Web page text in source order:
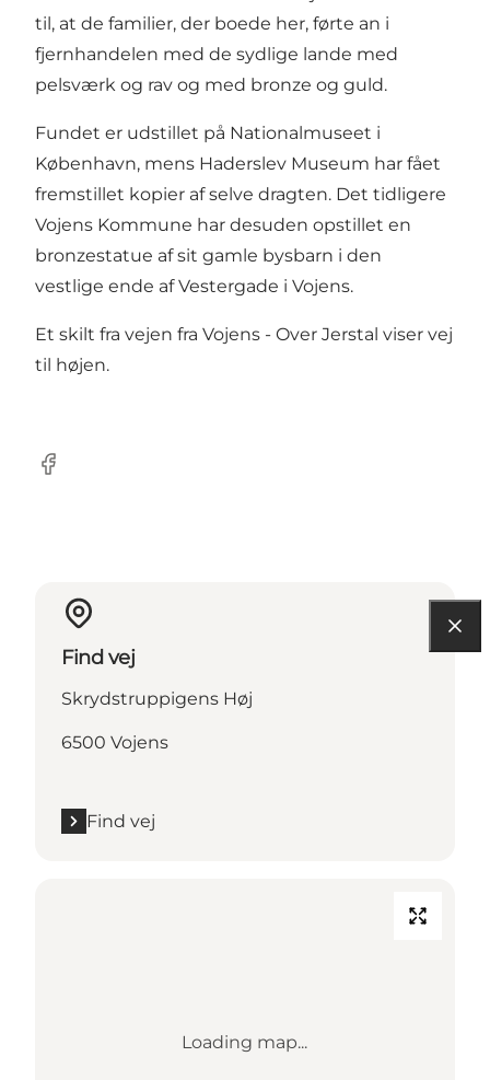
til, at de familier, der boede her, førte an i
fjernhandelen med de sydlige lande med
pelsværk og rav og med bronze og guld.
Fundet er udstillet på Nationalmuseet i
København, mens Haderslev Museum har fået
fremstillet kopier af selve dragten. Det tidligere
Vojens Kommune har desuden opstillet en
bronzestatue af sit gamle bysbarn i den
vestlige ende af Vestergade i Vojens.
Et skilt fra vejen fra Vojens - Over Jerstal viser vej
til højen.
Facebook
Find vej
Skrydstruppigens Høj
6500 Vojens
Find vej
Loading map...